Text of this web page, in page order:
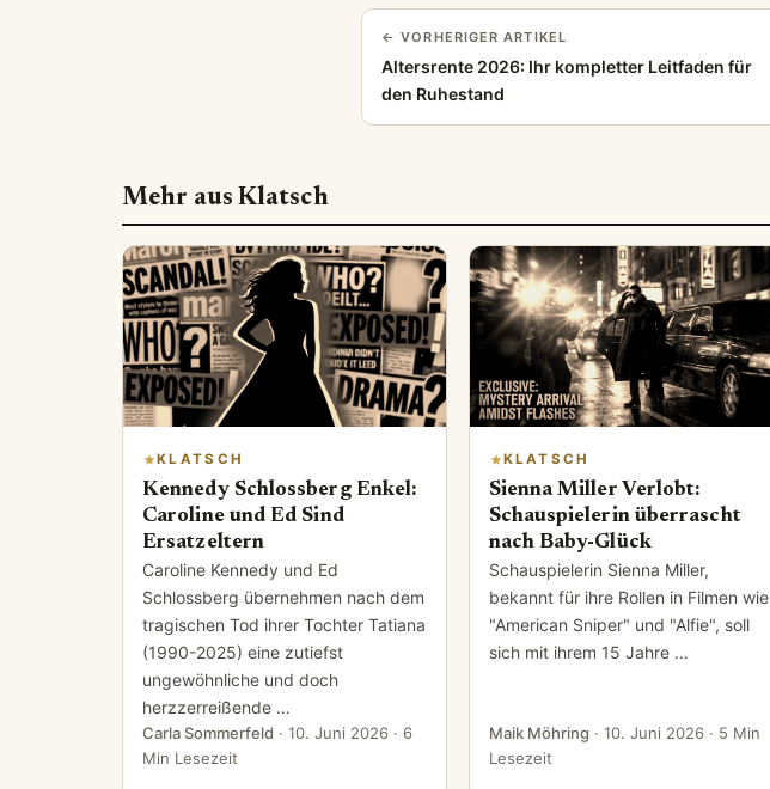
← VORHERIGER ARTIKEL
Altersrente 2026: Ihr kompletter Leitfaden für
den Ruhestand
Mehr aus Klatsch
KLATSCH
Kennedy Schlossberg Enkel:
Caroline und Ed Sind
Ersatzeltern
Caroline Kennedy und Ed
Schlossberg übernehmen nach dem
tragischen Tod ihrer Tochter Tatiana
(1990-2025) eine zutiefst
ungewöhnliche und doch
herzzerreißende …
Carla Sommerfeld · 10. Juni 2026 · 6
Min Lesezeit
KLATSCH
Sienna Miller Verlobt:
Schauspielerin überrascht
nach Baby-Glück
Schauspielerin Sienna Miller,
bekannt für ihre Rollen in Filmen wie
"American Sniper" und "Alfie", soll
sich mit ihrem 15 Jahre …
Maik Möhring · 10. Juni 2026· 5 Min
Lesezeit